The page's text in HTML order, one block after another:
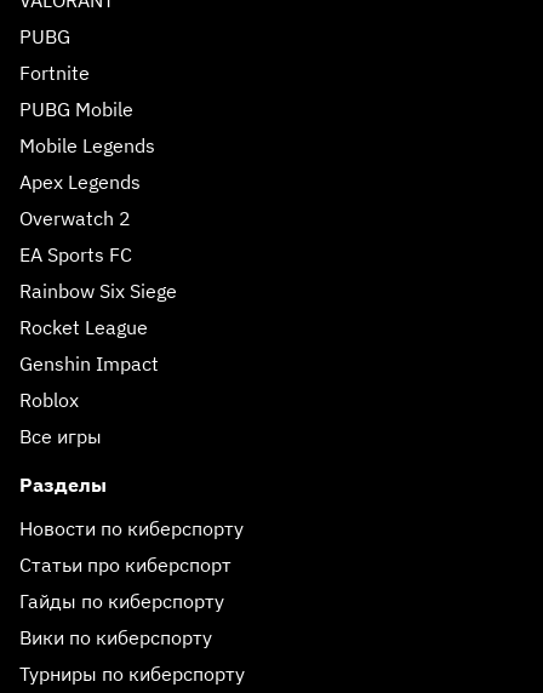
PUBG
Fortnite
PUBG Mobile
Mobile Legends
Apex Legends
Overwatch 2
EA Sports FC
Rainbow Six Siege
Rocket League
Genshin Impact
Roblox
Все игры
Разделы
Новости по киберспорту
Статьи про киберспорт
Гайды по киберспорту
Вики по киберспорту
Турниры по киберспорту